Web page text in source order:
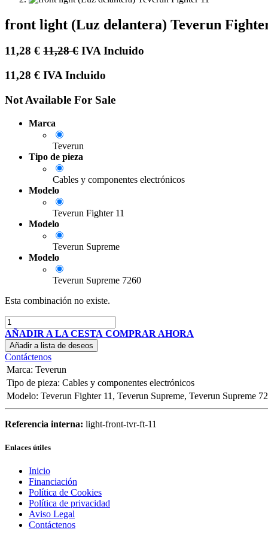
front light (Luz delantera) Teverun
11,28 € 11,28€ IVA Incluido
11,28 € IVA Incluido
Not Available For Sale
Marca
Teverun
Tipo de pieza
Cables y componentes electrónicos
Modelo
Teverun Fighter 11
Modelo
Teverun Supreme
Modelo
Teverun Supreme 7260
Esta combinación no existe.
AÑADIR A LA CESTA COMPRAR AHORA
Añadir a lista de deseos
Contáctenos
Marca: Teverun
Tipo de pieza: Cables y componentes electrónicos
Modelo: Teverun Fighter 11 , Teverun Supreme, Teverun Supreme
Referencia interna: light-front-tvr-ft-11
Enlaces útiles
Inicio
Financiación
Política de Cookies
Política de privacidad
Aviso Legal
Contáctenos